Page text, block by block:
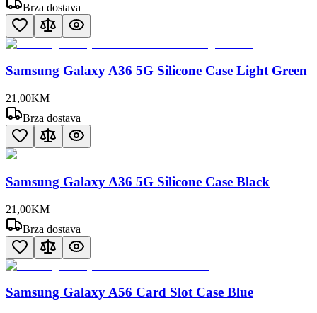
Brza dostava
Samsung Galaxy A36 5G Silicone Case Light Green
21 ,00KM
Brza dostava
Samsung Galaxy A36 5G Silicone Case Black
21 ,00KM
Brza dostava
Samsung Galaxy A56 Card Slot Case Blue